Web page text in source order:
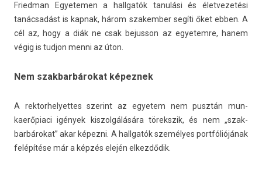
Fried­man Egyetem­en a hallgatók tanulási és élet­vezetési
tanácsadást is kap­nak, három szakemb­er segíti őket ebben. A
cél az, hogy a diák ne csak be­jus­son az egyetem­re, hanem
végig is tud­jon menni az úton.
Nem szakbarbárokat képeznek
A re­ktor­helyet­tes szerint az egyetem nem pusztán mun­
kaerőpiaci igények kis­zolgálására törekszik, és nem „szak­
barbárokat” akar képezni. A hallgatók személyes portfóliójának
felépítése már a képzés elején el­kezdődik.